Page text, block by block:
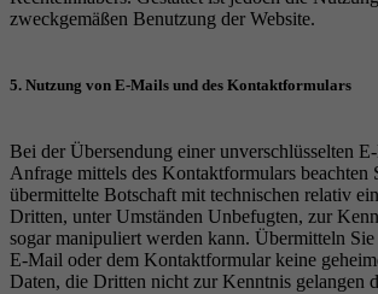
zweckgemäßen Benutzung der Website.
5. Nutzung von E-Mails und des Kontaktformulars
Bei der Übersendung einer unverschlüsselten
Anfrage mittels des Kontaktformulars beachten
übermittelte Botschaft mit technischen relativ
Dritten, unter Umständen Unbefugten, zur
sogar manipuliert werden kann. Übermitteln
E-Mail oder dem Kontaktformular keine
Daten, die Dritten nicht zur Kenntnis gelangen